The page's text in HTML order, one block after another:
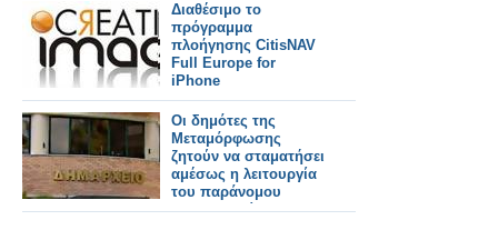
Διαθέσιμο το
πρόγραμμα
πλοήγησης CitisNAV
Full Europe for
iPhone
Οι δημότες της
Μεταμόρφωσης
ζητούν να σταματήσει
αμέσως η λειτουργία
του παράνομου
αμαξοστασίου του